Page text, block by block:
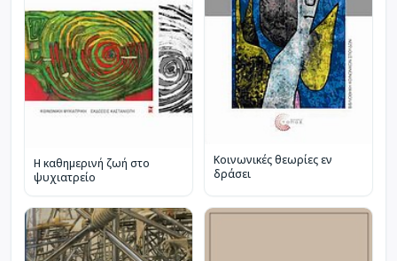
Η καθημερινή ζωή στο
ψυχιατρείο
Κοινωνικές θεωρίες εν
δράσει